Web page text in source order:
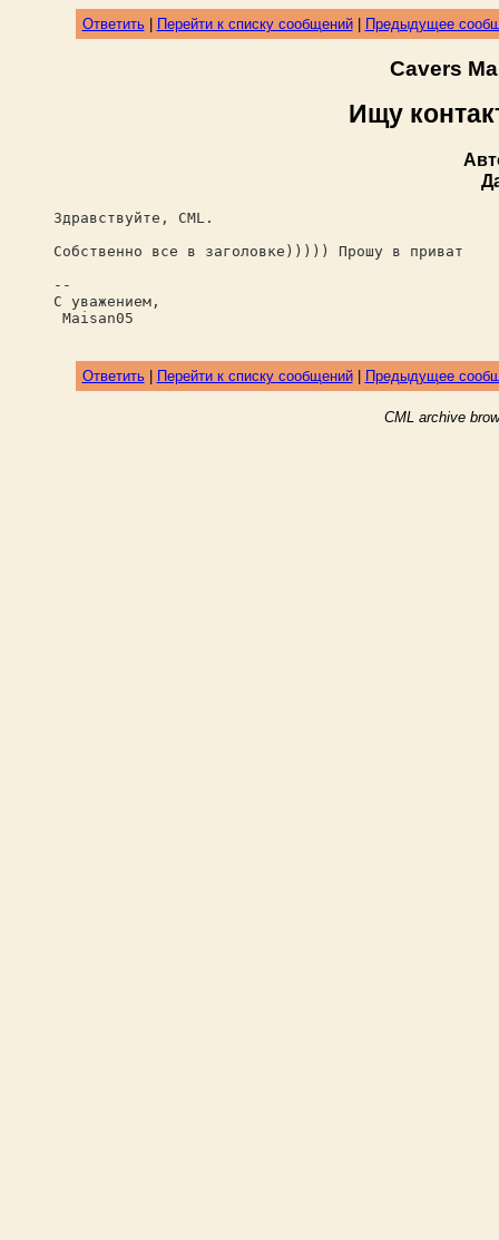
Ответить| Перейти к списку сообщений| Предыдущее
Cavers
Ищу
Здравствуйте, CML.
Собственно все в заголовке))))) Прошу в приват
--
С уважением,
Maisan05
Ответить| Перейти к списку сообщений| Предыдущее
CML archive